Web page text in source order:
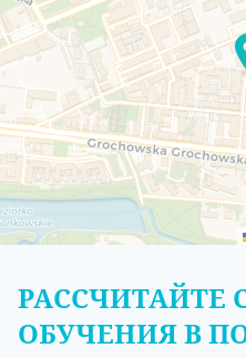
РАССЧИТАЙТЕ
ОБУЧЕНИЯ В